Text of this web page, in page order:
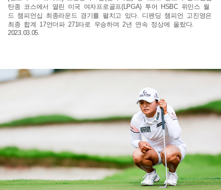
탄종 코스에서 열린 미국 여자프로골프(LPGA) 투어 HSBC 위민스 월
드 챔피언십 최종라운드 경기를 펼치고 있다. 디펜딩 챔피언 고진영은
최종 합계 17언더파 271타로 우승하며 2년 연속 정상에 올랐다.
2023.03.05.